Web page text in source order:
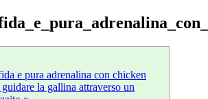
e pura adrenalina con chicken
la gallina attraverso un